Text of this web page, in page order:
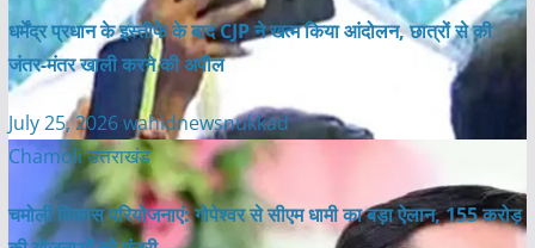
धर्मेंद्र प्रधान के इस्तीफे के बाद CJP ने खत्म किया आंदोलन, छात्रों से की
जंतर-मंतर खाली करने की अपील
July 25, 2026wahidnewsnukkad
Chamoliउत्तराखंड
चमोली विकास परियोजनाएं: गोपेश्वर से सीएम धामी का बड़ा ऐलान, 155 करोड़